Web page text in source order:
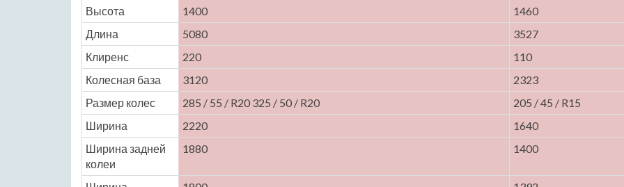
Высота
1400
1460
Длина
5080
3527
Клиренс
220
110
Колесная база
3120
2323
Размер колес
285 / 55 / R20 325 / 50 / R20
205 / 45 / R15
Ширина
2220
1640
Ширина задней
колеи
1880 1400